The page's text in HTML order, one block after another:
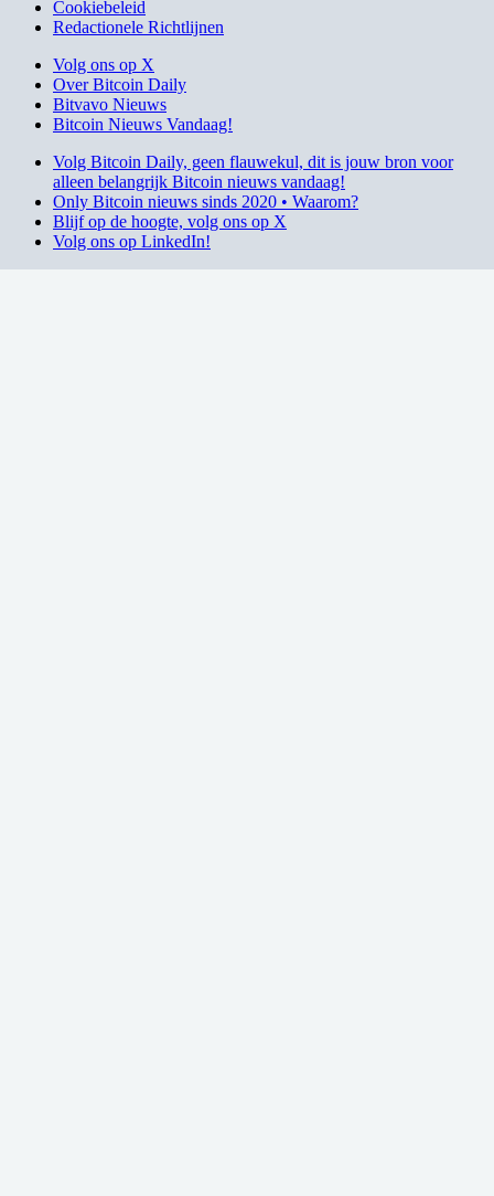
Cookiebeleid
Redactionele Richtlijnen
Volg ons op X
Over Bitcoin Daily
Bitvavo Nieuws
Bitcoin Nieuws Vandaag!
Volg Bitcoin Daily, geen flauwekul, dit is jouw bron voor
alleen belangrijk Bitcoin nieuws vandaag!
Only Bitcoin nieuws sinds 2020 • Waarom?
Blijf op de hoogte, volg ons op X
Volg ons op LinkedIn!